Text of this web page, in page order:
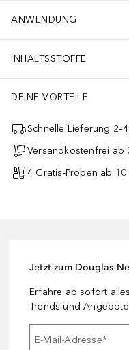
ANWENDUNG
INHALTSSTOFFE
DEINE VORTEILE
Schnelle Lieferung
Versandkostenfrei ab
4 Gratis-Proben ab 10
Jetzt zum Douglas-
Erfahre ab sofort
Trends und
E-Mail-Adresse*